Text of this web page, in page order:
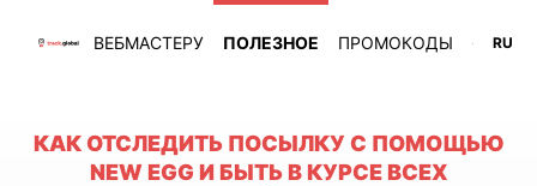
ВЕБМАСТЕРУ ПОЛЕЗНОЕ ПРОМОКОДЫ RU
КАК ОТСЛЕДИТЬ ПОСЫЛКУ С ПОМОЩЬЮ
NEW EGG И БЫТЬ В КУРСЕ ВСЕХ